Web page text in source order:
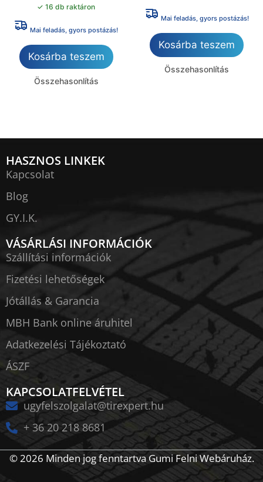
✓ 16 db raktáron
Mai feladás, gyors postázás!
Kosárba teszem
Összehasonlítás
Mai feladás, gyors postázás!
Kosárba teszem
Összehasonlítás
HASZNOS LINKEK
Kapcsolat
Blog
GY.I.K.
VÁSÁRLÁSI INFORMÁCIÓK
Szállítási információk
Fizetési lehetőségek
Jótállás & Garancia
MBH Bank online áruhitel
Adatkezelési Tájékoztató
ÁSZF
KAPCSOLATFELVÉTEL
ugyfelszolgalat@tirexpert.hu
+ 36 20 218 8681
© 2026 Minden jog fenntartva Gumi Felni Webáruház.